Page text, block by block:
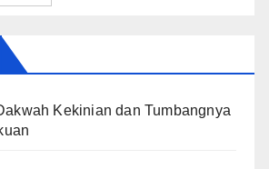
Kekinian dan Tumbangnya